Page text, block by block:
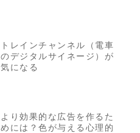
トレインチャンネル（電車
のデジタルサイネージ）が
気になる
より効果的な広告を作るた
めには？色が与える心理的